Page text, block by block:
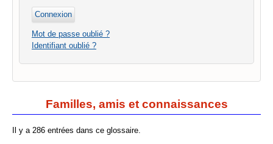
Mot de passe oublié ?
Identifiant oublié ?
Familles, amis et connaissances
Il y a 286 entrées dans ce glossaire.